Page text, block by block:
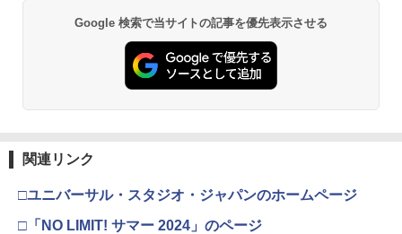
Google 検索で当サイトの記事を優先表示させる
関連リンク
□ユニバーサル・スタジオ・ジャパンのホームページ
□「NO LIMIT! サマー 2024」のページ